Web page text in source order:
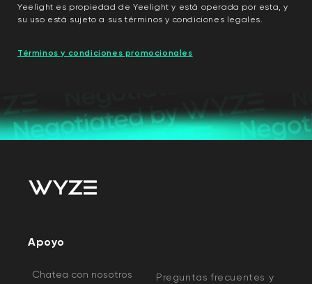
Yeelight es propiedad de Yeelight y está operada por esta, y
su uso está sujeto a sus términos y condiciones legales.
Términos y condiciones promocionales
Apoyo
Chatea con nosotros
Preguntas frecuentes y